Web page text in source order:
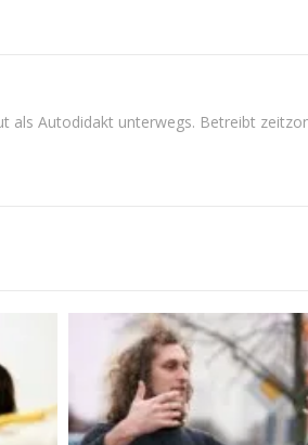
als Autodidakt unterwegs. Betreibt